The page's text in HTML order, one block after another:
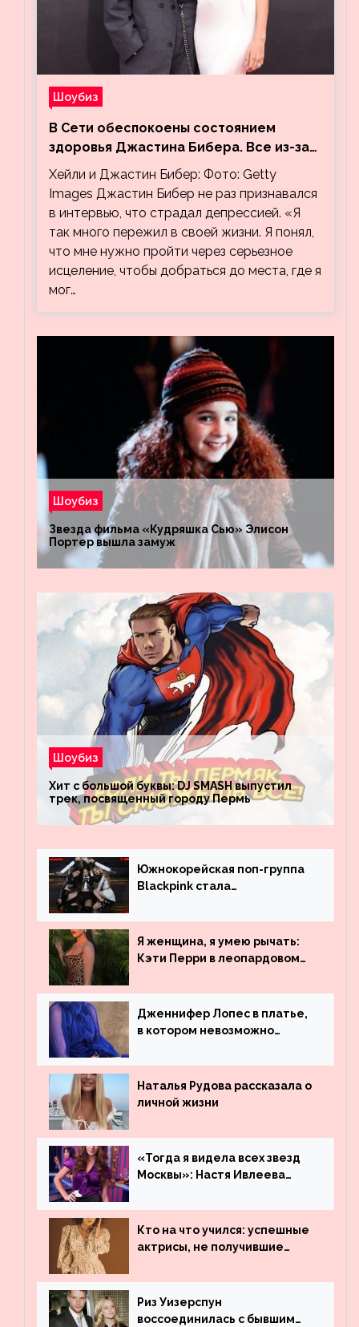
Шоубиз
В Сети обеспокоены состоянием
здоровья Джастина Бибера. Все из-за
видео, на котором его успокаивает
Хейли
Хейли и Джастин Бибер: Фото: Getty
Images Джастин Бибер не раз признавался
в интервью, что страдал депрессией. «Я
так много пережил в своей жизни. Я понял,
что мне нужно пройти через серьезное
исцеление, чтобы добраться до места, где я
мог…
Шоубиз
Звезда фильма «Кудряшка Сью» Элисон
Портер вышла замуж
Шоубиз
Хит с большой буквы: DJ SMASH выпустил
трек, посвященный городу Пермь
Южнокорейская поп-группа
Blackpink стала
просмотрам на YouTube. Они
обогнали даже Джастина
Бибера
Я женщина, я умею рычать:
Кэти Перри в леопардовом
Дженнифер Лопес в платье,
в котором невозможно
Наталья Рудова рассказала о
личной жизни
«Тогда я видела всех звезд
Москвы»: Настя Ивлеева
популярности и выложила
архивные фото
Кто на что учился: успешные
актрисы, не получившие
Риз Уизерспун
воссоединилась с бывшим